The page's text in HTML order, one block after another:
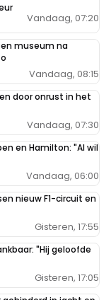
Vandaag, 07:20
museum na
Vandaag, 08:15
door onrust in het
Vandaag, 07:30
en Hamilton: "Al wil
Vandaag, 06:00
nieuw F1-circuit en
Gisteren, 17:55
"Hij geloofde
Gisteren, 17:05